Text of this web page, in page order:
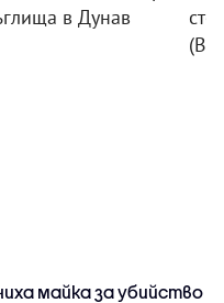
в Дунав
майка за убийство